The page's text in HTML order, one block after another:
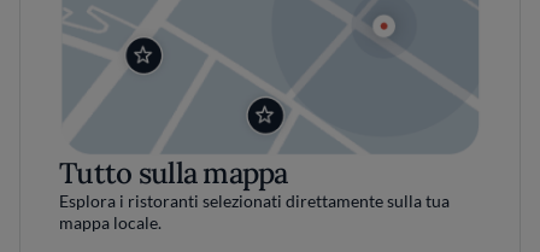
Tutto sulla mappa
Esplora i ristoranti selezionati direttamente sulla tua
mappa locale.